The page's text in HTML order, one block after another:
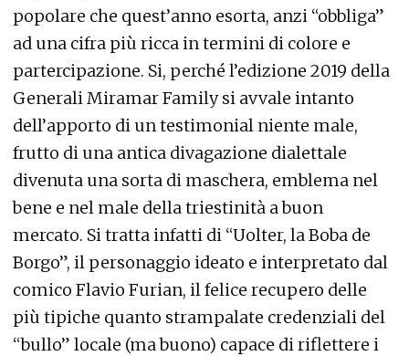
popolare che quest’anno esorta, anzi “obbliga”
ad una cifra più ricca in termini di colore e
partercipazione. Si, perché l’edizione 2019 della
Generali Miramar Family si avvale intanto
dell’apporto di un testimonial niente male,
frutto di una antica divagazione dialettale
divenuta una sorta di maschera, emblema nel
bene e nel male della triestinità a buon
mercato. Si tratta infatti di “Uolter, la Boba de
Borgo”, il personaggio ideato e interpretato dal
comico Flavio Furian, il felice recupero delle
più tipiche quanto strampalate credenziali del
“bullo” locale (ma buono) capace di riflettere i